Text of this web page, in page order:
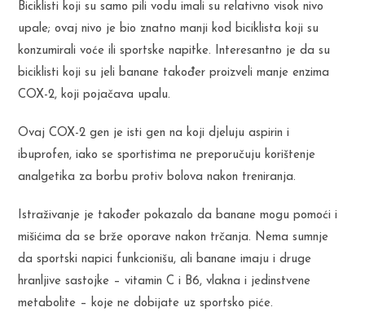
Biciklisti koji su samo pili vodu imali su relativno visok nivo
upale; ovaj nivo je bio znatno manji kod biciklista koji su
konzumirali voće ili sportske napitke. Interesantno je da su
biciklisti koji su jeli banane također proizveli manje enzima
COX-2, koji pojačava upalu.
Ovaj COX-2 gen je isti gen na koji djeluju aspirin i
ibuprofen, iako se sportistima ne preporučuju korištenje
analgetika za borbu protiv bolova nakon treniranja.
Istraživanje je također pokazalo da banane mogu pomoći i
mišićima da se brže oporave nakon trčanja. Nema sumnje
da sportski napici funkcionišu, ali banane imaju i druge
hranljive sastojke – vitamin C i B6, vlakna i jedinstvene
metabolite – koje ne dobijate uz sportsko piće.